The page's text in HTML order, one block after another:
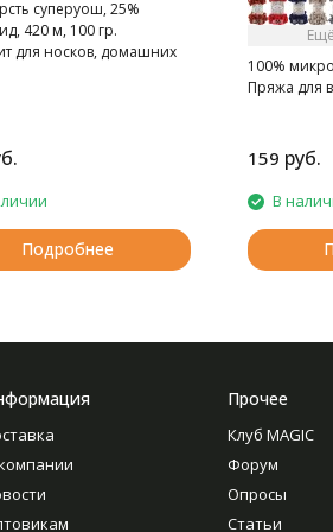
суперуош, 25%
420 м, 100 гр.
для носков, домашних
Подробнее
100%
Пряжа для
159 руб.
В
Прочее
Клуб MAGIC
Форум
Опросы
Статьи